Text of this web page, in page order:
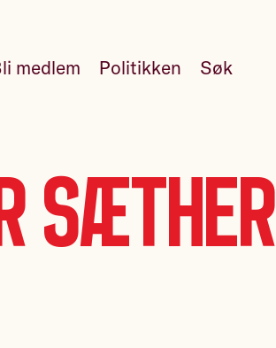
medlem Politikken Søk
Sæther